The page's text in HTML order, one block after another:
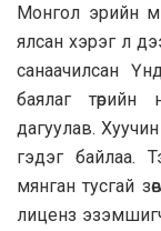
Монгол эрийн
ялсан хэрэг л
санаачилсан
баялаг төрийн
дагуулав.
гэдэг байлаа.
мянган тусгай
лиценз